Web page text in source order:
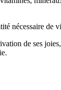
nécessaire de
de ses